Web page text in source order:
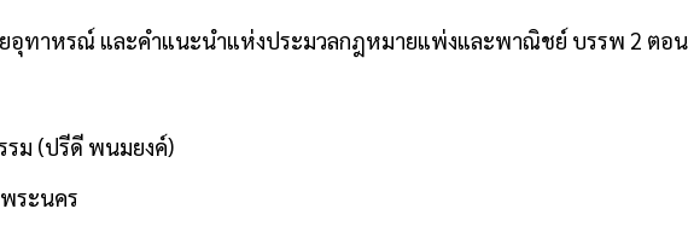
ทาหรณ์ และคำแนะนำแห่งประมวลกฎหมายแพ่งและพาณิชย์ บรรพ 2 ตอน
รม (ปรีดี พนมยงค์)
ระนคร